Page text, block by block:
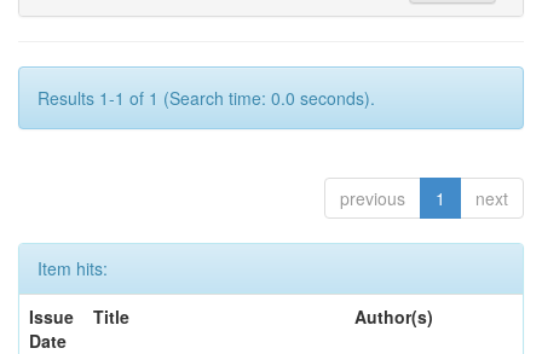
Results 1-1 of 1 (Search time: 0.0 seconds).
previous 1 next
Item hits:
Issue
Date
Title Author(s)